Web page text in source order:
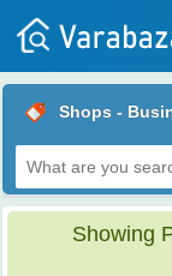
Posts
Login
Shops -
Showing